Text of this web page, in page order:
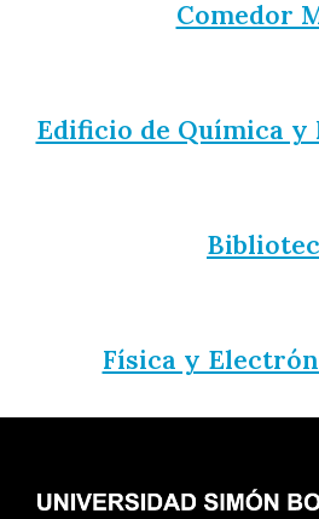
Comedor
Edificio de Química y
Física y